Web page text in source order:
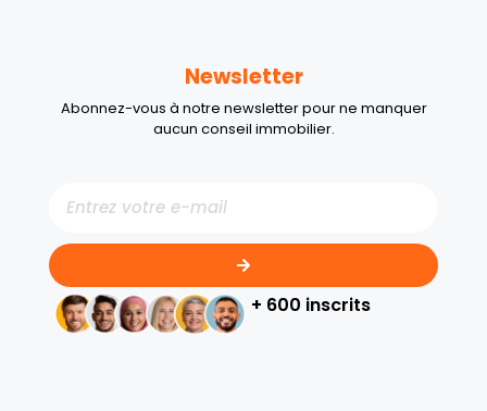
Newsletter
Abonnez-vous à notre newsletter pour ne manquer
aucun conseil immobilier.
+ 600 inscrits